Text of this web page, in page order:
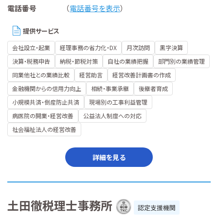
電話番号 （電話番号を表示）
提供サービス
会社設立・起業 経理事務の省力化・DX 月次訪問
黒字決算
決算・税務申告
納税・節税対策 自社の業績把握
部門別の業績管理
同業他社との業績比較
経営助言
経営改善計画書の作成
金融機関からの信用力向上
相続・事業承継
後継者育成
小規模共済・倒産防止共済
現場別の工事利益管理
病医院の開業・経営改善
公益法人制度への対応
社会福祉法人の経営改善
詳細を見る
土田徹税理士事務所 認定支援機関